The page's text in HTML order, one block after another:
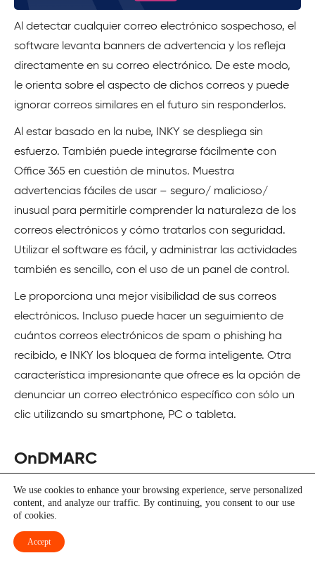
Al detectar cualquier correo electrónico sospechoso, el
software levanta banners de advertencia y los refleja
directamente en su correo electrónico. De este modo,
le orienta sobre el aspecto de dichos correos y puede
ignorar correos similares en el futuro sin responderlos.
Al estar basado en la nube, INKY se despliega sin
esfuerzo. También puede integrarse fácilmente con
Office 365 en cuestión de minutos. Muestra
advertencias fáciles de usar – seguro/ malicioso/
inusual para permitirle comprender la naturaleza de los
correos electrónicos y cómo tratarlos con seguridad.
Utilizar el software es fácil, y administrar las actividades
también es sencillo, con el uso de un panel de control.
Le proporciona una mejor visibilidad de sus correos
electrónicos. Incluso puede hacer un seguimiento de
cuántos correos electrónicos de spam o phishing ha
recibido, e INKY los bloquea de forma inteligente. Otra
característica impresionante que ofrece es la opción de
denunciar un correo electrónico específico con sólo un
clic utilizando su smartphone, PC o tableta.
OnDMARC
We use cookies to enhance your browsing experience, serve personalized
content, and analyze our traffic. By continuing, you consent to our use
of cookies.
Accept